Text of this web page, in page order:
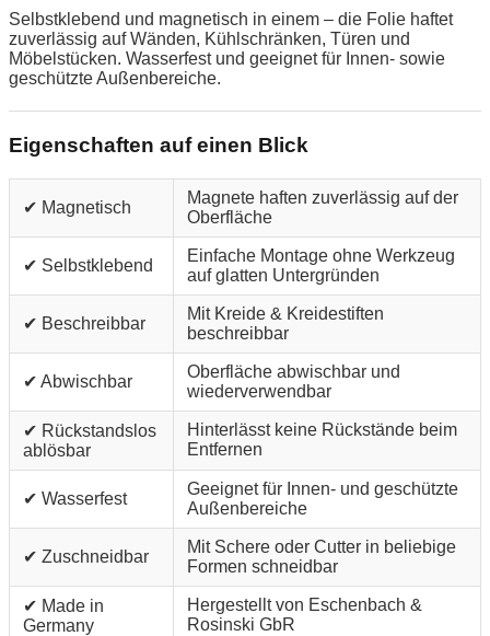
Selbstklebend und magnetisch in einem – die Folie haftet
zuverlässig auf Wänden, Kühlschränken, Türen und
Möbelstücken. Wasserfest und geeignet für Innen- sowie
geschützte Außenbereiche.
Eigenschaften auf einen Blick
✔ Magnetisch
Magnete haften zuverlässig auf der
Oberfläche
✔ Selbstklebend
Einfache Montage ohne Werkzeug
auf glatten Untergründen
✔ Beschreibbar
Mit Kreide & Kreidestiften
beschreibbar
✔ Abwischbar
Oberfläche abwischbar und
wiederverwendbar
✔ Rückstandslos
ablösbar
Hinterlässt keine Rückstände beim
Entfernen
✔ Wasserfest
Geeignet für Innen- und geschützte
Außenbereiche
✔ Zuschneidbar
Mit Schere oder Cutter in beliebige
Formen schneidbar
✔ Made in
Germany
Hergestellt von Eschenbach &
Rosinski GbR